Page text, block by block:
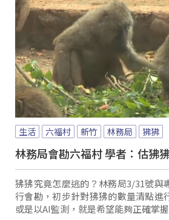
生活 六福村 新竹 林務局 狒狒
林務局會勘六福村 學者：估狒
狒狒究竟怎麼逃的？林務局3/31號與
行會勘，初步針對狒狒的數量清點進
或是以AI監測，就是希望能夠正確掌